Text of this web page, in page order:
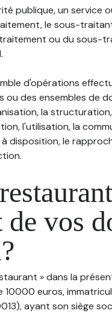
publique, un service
le sous-
ou du sous-
d'opérations
des ensembles de
la
l'utilisation, la
disposition, le
vos
» dans la
euros,
ayant son siège